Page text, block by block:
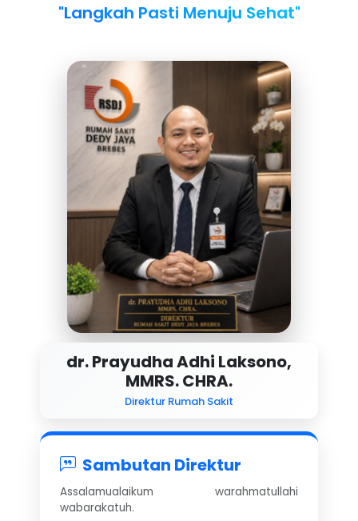
"Langkah Pasti Menuju Sehat"
dr. Prayudha Adhi Laksono,
MMRS. CHRA.
Direktur Rumah Sakit
Sambutan Direktur
Assalamualaikum warahmatullahi
wabarakatuh.